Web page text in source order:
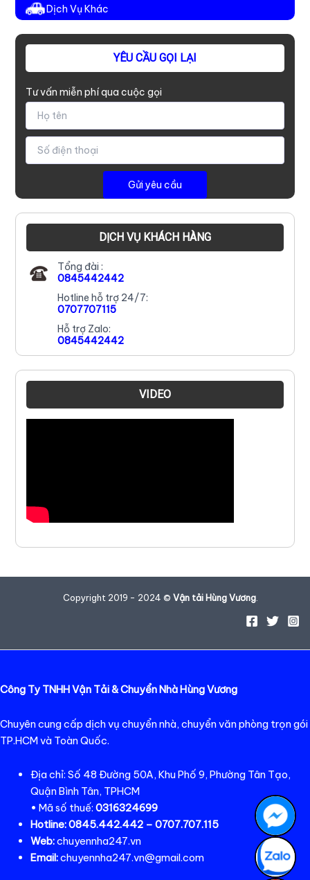
Dịch Vụ Khác
YÊU CẦU GỌI LẠI
Tư vấn miễn phí qua cuộc gọi
DỊCH VỤ KHÁCH HÀNG
Tổng đài :
0845442442
Hotline hỗ trợ 24/7:
0707707115
Hỗ trợ Zalo:
0845442442
VIDEO
Copyright 2019 - 2024 © Vận tải Hùng Vương.
Công Ty TNHH Vận Tải & Chuyển Nhà Hùng Vương
Chuyên cung cấp dịch vụ chuyển nhà, chuyển văn phòng trọn gói
TP.HCM và Toàn Quốc.
Địa chỉ: Số 48 Đường 50A, Khu Phố 9, Phường Tân Tạo,
Quận Bình Tân, TPHCM
• Mã số thuế: 0316324699
Hotline:0845.442.442 – 0707.707.115
Web:chuyennha247.vn
Email:chuyennha247.vn@gmail.com